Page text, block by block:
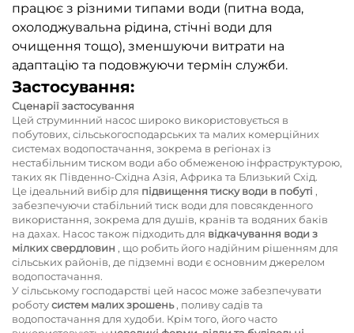
працює з різними типами води (питна вода,
охолоджувальна рідина, стічні води для
очищення тощо), зменшуючи витрати на
адаптацію та подовжуючи термін служби.
Застосування:
Сценарії застосування
Цей струминний насос широко використовується в
побутових, сільськогосподарських та малих комерційних
системах водопостачання, зокрема в регіонах із
нестабільним тиском води або обмеженою інфраструктурою,
таких як Південно-Східна Азія, Африка та Близький Схід.
Це ідеальний вибір для підвищення тиску води в побуті ,
забезпечуючи стабільний тиск води для повсякденного
використання, зокрема для душів, кранів та водяних баків
на дахах. Насос також підходить для відкачування води з
мілких свердловин , що робить його надійним рішенням для
сільських районів, де підземні води є основним джерелом
водопостачання.
У сільському господарстві цей насос може забезпечувати
роботусистем малих зрошень, поливу садів та
водопостачання для худоби. Крім того, його часто